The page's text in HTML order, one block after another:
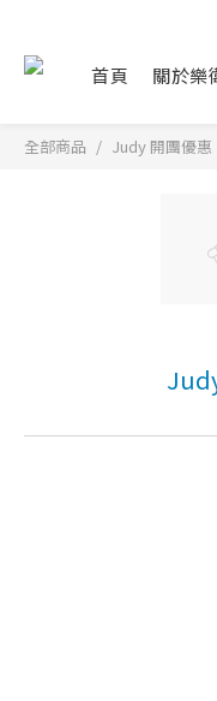
首頁 關於樂
全部商品 Judy 開團優惠